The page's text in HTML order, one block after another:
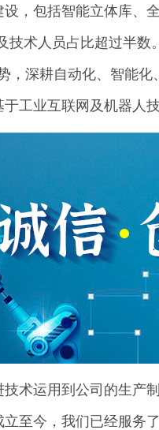
，包括智能立体库、
技术人员占比超过半
，深耕自动化、智能
工业互联网及机器人
技术运用到公司的生产
至今，我们已经服务